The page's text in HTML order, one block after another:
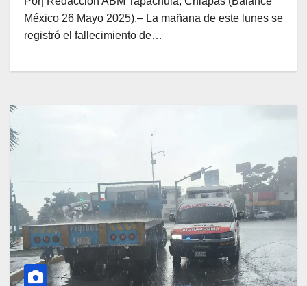
México 26 Mayo 2025).– La mañana de este lunes se
registró el fallecimiento de…